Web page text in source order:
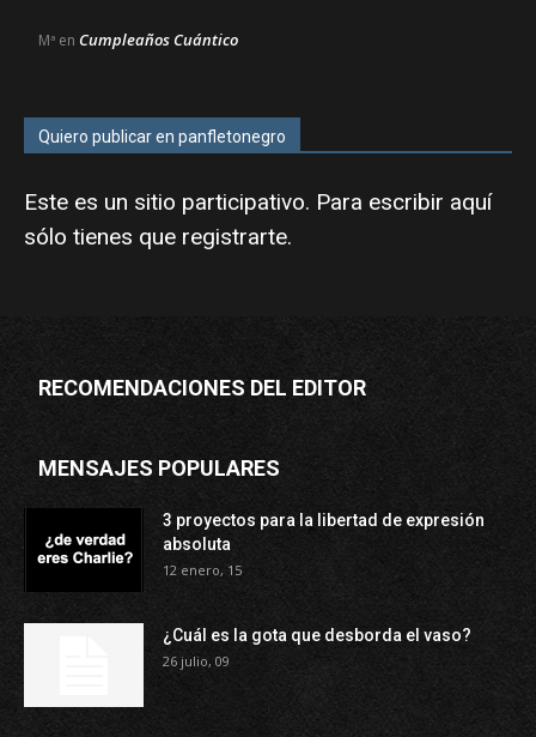
Mª en Cumpleaños Cuántico
Quiero publicar en panfletonegro
Este es un sitio participativo. Para escribir aquí
sólo tienes que registrarte.
RECOMENDACIONES DEL EDITOR
MENSAJES POPULARES
3 proyectos para la libertad de expresión
absoluta
12 enero, 15
¿Cuál es la gota que desborda el vaso?
26 julio, 09